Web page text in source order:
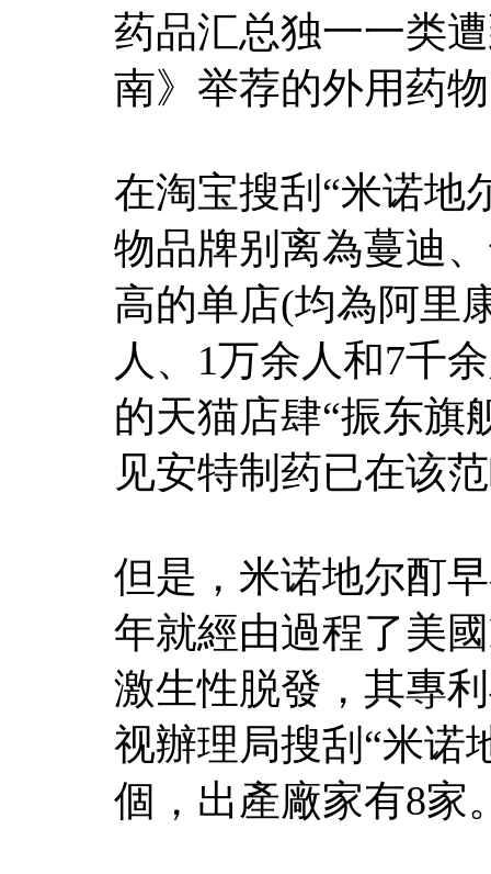
药品汇总独一一类
南》举荐的外用药
在淘宝搜刮“米诺地
物品牌别离為蔓迪
高的单店(均為阿里
人、1万余人和7千
的天猫店肆“振东旗
见安特制药已在该
但是，米诺地尔酊
年就經由過程了美
激生性脱發，其專
视辦理局搜刮“米诺
個，出產廠家有8家